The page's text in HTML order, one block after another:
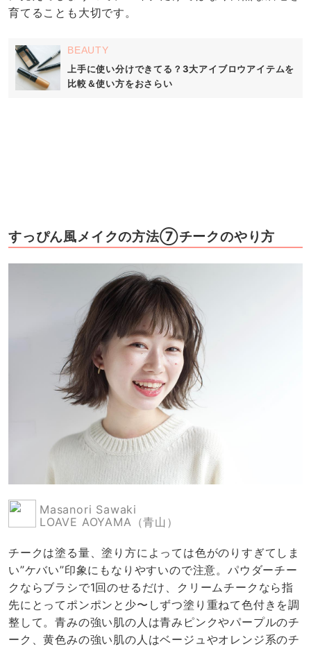
育てることも大切です。
BEAUTY
上手に使い分けできてる？3大アイブロウアイテムを
比較＆使い方をおさらい
すっぴん風メイクの方法⑦チークのやり方
Masanori Sawaki
LOAVE AOYAMA（青山）
チークは塗る量、塗り方によっては色がのりすぎてしま
い”ケバい”印象にもなりやすいので注意。パウダーチー
クならブラシで1回のせるだけ、クリームチークなら指
先にとってポンポンと少〜しずつ塗り重ねて色付きを調
整して。青みの強い肌の人は青みピンクやパープルのチ
ーク、黄色みの強い肌の人はベージュやオレンジ系のチ